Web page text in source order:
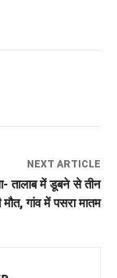
NEXT ARTICLE
तालाब में डूबने से तीन
गांव में पसरा मातम